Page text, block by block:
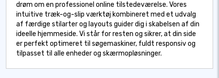
drøm om en professionel online tilstedeværelse. Vores
intuitive træk-og-slip værktøj kombineret med et udvalg
af færdige stilarter og layouts guider dig i skabelsen af din
ideelle hjemmeside. Vi står for resten og sikrer, at din side
er perfekt optimeret til søgemaskiner, fuldt responsiv og
tilpasset til alle enheder og skærmopløsninger.